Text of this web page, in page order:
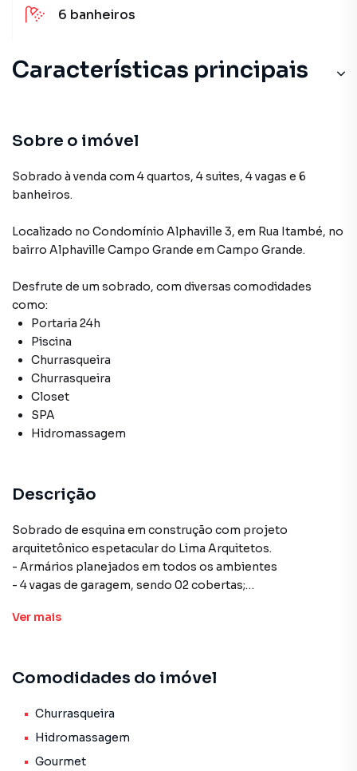
6 banheiros
Características principais
Sobre o imóvel
Sobrado à venda com 4 quartos, 4 suites, 4 vagas e 6
banheiros.
Localizado no Condomínio Alphaville 3, em Rua Itambé, no
bairro Alphaville Campo Grande em Campo Grande.
Desfrute de um sobrado, com diversas comodidades
como:
Portaria 24h
Piscina
Churrasqueira
Churrasqueira
Closet
SPA
Hidromassagem
Descrição
Sobrado de esquina em construção com projeto
arquitetônico espetacular do Lima Arquitetos.
- Armários planejados em todos os ambientes
- 4 vagas de garagem, sendo 02 cobertas;
-04 suítes sendo uma delas master
em LED
- Placas solares inclusas (fotovoltaica)
- Eletrodomésticos inclusos
Ver mais
Comodidades do imóvel
Churrasqueira
Hidromassagem
Gourmet